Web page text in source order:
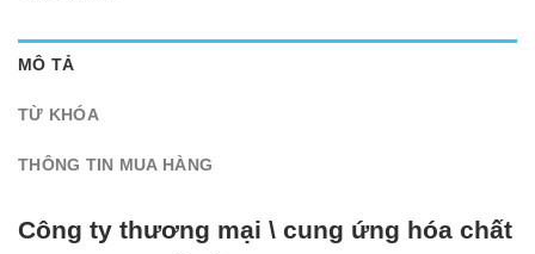
MÔ TẢ
TỪ KHÓA
THÔNG TIN MUA HÀNG
Công ty thương mại \ cung ứng hóa chất